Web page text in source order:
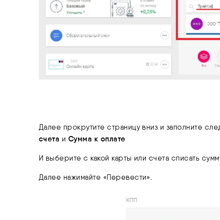
Далее прокрутите страницу вниз и заполните
счета и Сумма к оплате
И выберите с какой карты или счета списать
Далее нажимайте «Перевести».